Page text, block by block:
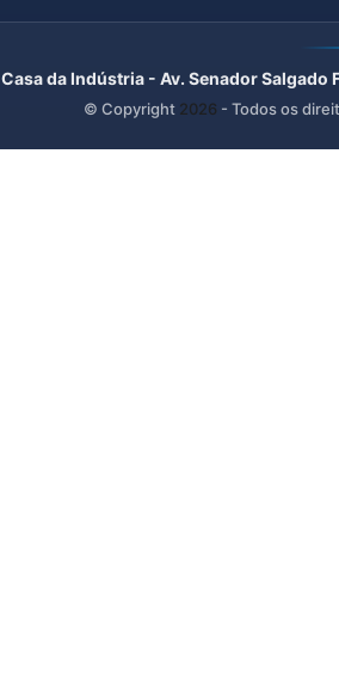
Casa da Indústria - Av. Senador
© Copyright 2026 - Todos os